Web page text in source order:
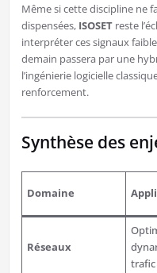
Même si cette discipline ne
dispensées, ISOSETreste
interpréter ces signaux
demain passera par une
l’ingénierie logicielle
renforcement.
Synthèse des
Domaine
Réseaux
trafic